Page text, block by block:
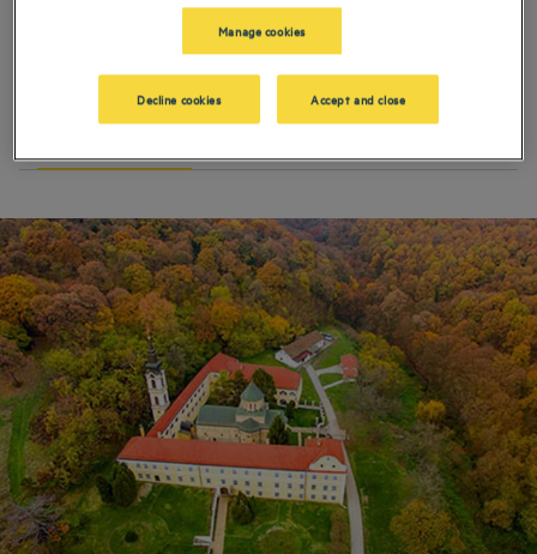
Explore uma cidade de mil anos no leste Europeu ao se hospedar em nosso hotel
3 estrelas em Belgrado. Hospede-se na capital da Sérvia para umas férias no final
de semana ou em viagem de negócios. Desfrute do conforto de nosso hotel de
luxo e explore monumentos históricos e bairros modernos, que se estendem junto
aos rios Sava e Danúbio.
Manage cookies
Decline cookies Accept and close